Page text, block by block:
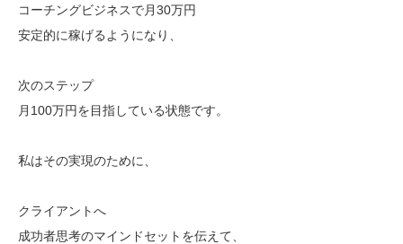
コーチングビジネスで月30万円
安定的に稼げるようになり、
次のステップ
月100万円を目指している状態です。
私はその実現のために、
クライアントへ
成功者思考のマインドセットを伝えて、